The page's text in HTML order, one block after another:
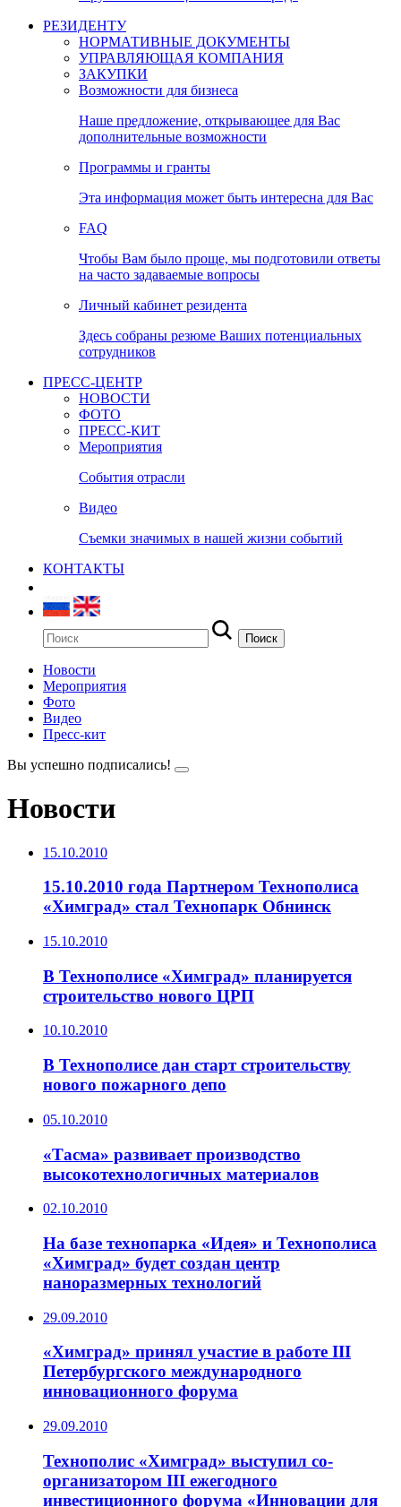
РЕЗИДЕНТУ
НОРМАТИВНЫЕ ДОКУМЕНТЫ
УПРАВЛЯЮЩАЯ КОМПАНИЯ
ЗАКУПКИ
Возможности для бизнеса
Наше предложение, открывающее для Вас
дополнительные возможности
Программы и гранты
Эта информация может быть интересна для Вас
FAQ
Чтобы Вам было проще, мы подготовили ответы
на часто задаваемые вопросы
Личный кабинет резидента
Здесь собраны резюме Ваших потенциальных
сотрудников
ПРЕСС-ЦЕНТР
НОВОСТИ
ФОТО
ПРЕСС-КИТ
Мероприятия
События отрасли
Видео
Съемки значимых в нашей жизни событий
КОНТАКТЫ
Новости
Мероприятия
Фото
Видео
Пресс-кит
Вы успешно подписались!
Новости
15.10.2010
15.10.2010 года Партнером Технополиса
«Химград» стал Технопарк Обнинск
15.10.2010
В Технополисе «Химград» планируется
строительство нового ЦРП
10.10.2010
В Технополисе дан старт строительству
нового пожарного депо
05.10.2010
«Тасма» развивает производство
высокотехнологичных материалов
02.10.2010
На базе технопарка «Идея» и Технополиса
«Химград» будет создан центр
наноразмерных технологий
29.09.2010
«Химград» принял участие в работе III
Петербургского международного
инновационного форума
29.09.2010
Технополис «Химград» выступил со-
организатором III ежегодного
инвестиционного форума «Инновации для